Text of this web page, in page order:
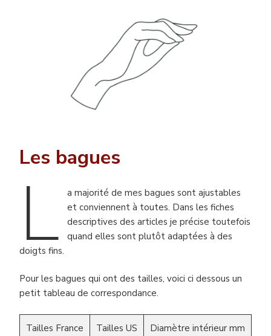
Les bagues
L
a majorité de mes bagues sont ajustables
et conviennent à toutes. Dans les fiches
descriptives des articles je précise toutefois
quand elles sont plutôt adaptées à des
doigts fins.
Pour les bagues qui ont des tailles, voici ci dessous un
petit tableau de correspondance.
Tailles France Tailles US Diamètre intérieur mm